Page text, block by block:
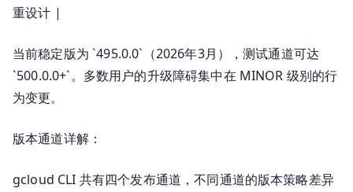
重设计 |
当前稳定版为 `495.0.0`（2026年3月），测试通道可达
`500.0.0+`。多数用户的升级障碍集中在 MINOR 级别的行
为变更。
版本通道详解：
gcloud CLI 共有四个发布通道，不同通道的版本策略差异